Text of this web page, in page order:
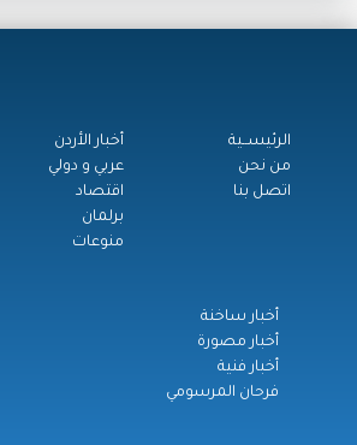
الرئيســية
من نحن
اتصل بنا
أخبار الأردن
عربي و دولي
اقتصاد
برلمان
منوعات
أخبار ساخنة
أخبار مصورة
أخبار فنية
فرحان المرسومي